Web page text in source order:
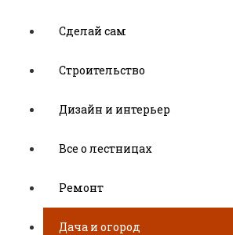
Сделай сам
Строительство
Дизайн и интерьер
Все о лестницах
Ремонт
Дача и огород